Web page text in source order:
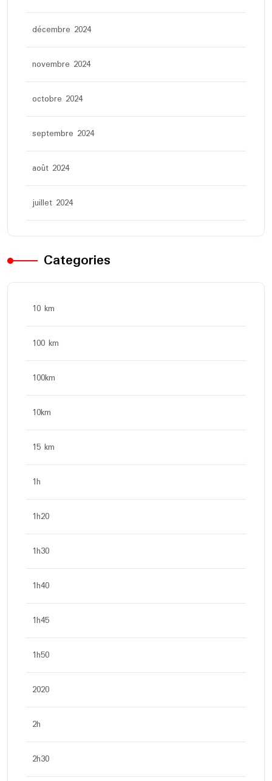
décembre 2024
novembre 2024
octobre 2024
septembre 2024
août 2024
juillet 2024
Categories
10 km
100 km
100km
10km
15 km
1h
1h20
1h30
1h40
1h45
1h50
2020
2h
2h30